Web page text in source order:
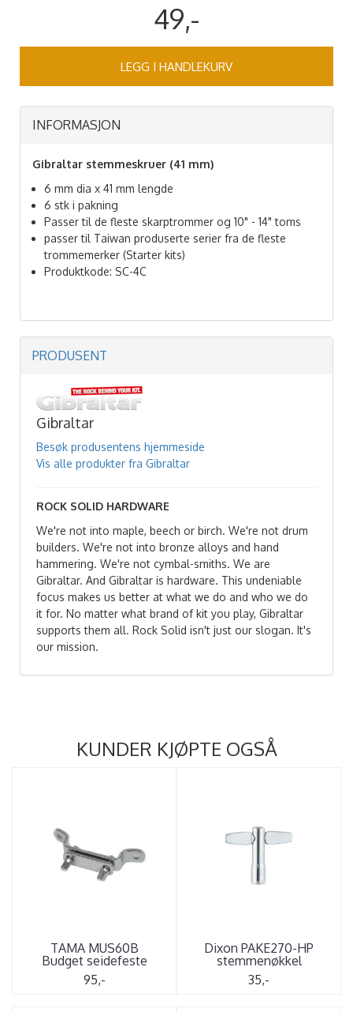
49,-
LEGG I HANDLEKURV
INFORMASJON
Gibraltar stemmeskruer (41 mm)
6 mm dia x 41 mm lengde
6 stk i pakning
Passer til de fleste skarptrommer og 10" - 14" toms
passer til Taiwan produserte serier fra de fleste
trommemerker (Starter kits)
Produktkode: SC-4C
PRODUSENT
Gibraltar
Besøk produsentens hjemmeside
Vis alle produkter fra Gibraltar
ROCK SOLID HARDWARE
We're not into maple, beech or birch. We're not drum
builders. We're not into bronze alloys and hand
hammering. We're not cymbal-smiths. We are
Gibraltar. And Gibraltar is hardware. This undeniable
focus makes us better at what we do and who we do
it for. No matter what brand of kit you play, Gibraltar
supports them all. Rock Solid isn't just our slogan. It's
our mission.
KUNDER KJØPTE OGSÅ
TAMA MUS60B
Budget seidefeste
95,-
Dixon PAKE270-HP
stemmenøkkel
35,-